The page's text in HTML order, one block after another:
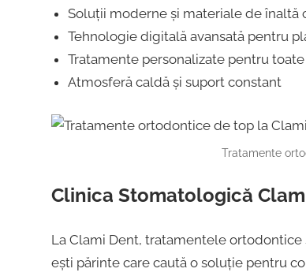
Soluții moderne și materiale de înaltă
Tehnologie digitală avansată pentru
Tratamente personalizate pentru
Atmosferă caldă și suport constant
Tratamente
Clinica Stomatologică
La Clami Dent, tratamentele
ești părinte care caută o soluție pentru